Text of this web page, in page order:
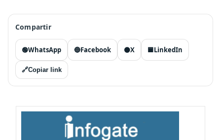
Compartir
🟢WhatsApp 🔵Facebook ⚫X 🟦LinkedIn
🔗Copiar link